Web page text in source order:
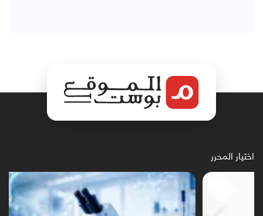
اختيار المحرر